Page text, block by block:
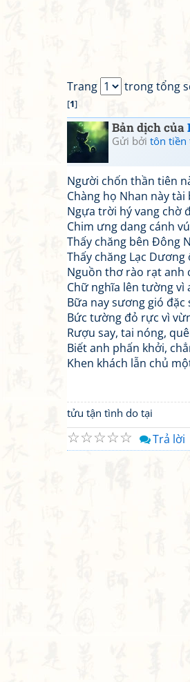
Trang trong tổng
[1]
Bản dịch của
Gửi bởi tôn tiền
Người chốn thần tiên
Chàng họ Nhan này tài
Ngựa trời hý vang chờ
Chim ưng dang cánh
Thấy chăng bên Đông
Thấy chăng Lạc Dương
Nguồn thơ rào rạt anh
Chữ nghĩa lên tường vì
Bữa nay sương gió đặc
Bức tường đỏ rực vì
Rượu say, tai nóng,
Biết anh phấn khởi,
Khen khách lẫn chủ
tửu tận tình do tại
☆
☆
☆
☆
☆ Trả lời